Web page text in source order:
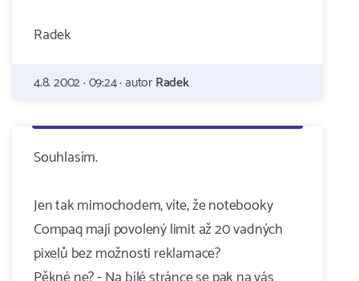
Radek
4.8. 2002 · 09:24 · autorRadek
Souhlasím.
Jen tak mimochodem, víte, že notebooky
Compaq mají povolený limit až 20 vadných
pixelů bez možnosti reklamace?